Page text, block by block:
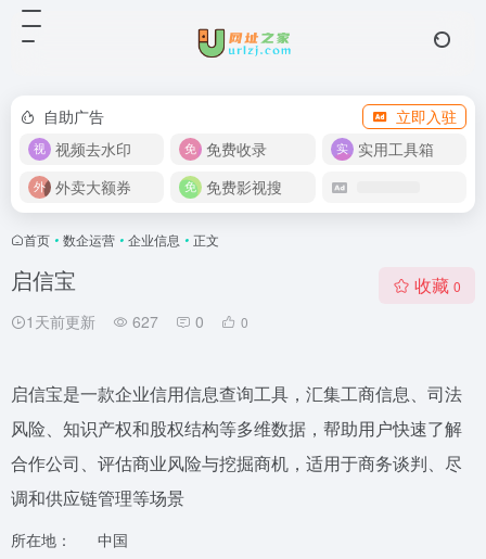
自助广告
立即入驻
视频去水印
免费收录
实用工具箱
外卖大额券
免费影视搜
首页 • 数企运营 • 企业信息 • 正文
启信宝
1天前更新 627 0 0
收藏 0
启信宝是一款企业信用信息查询工具，汇集工商信息、司法
风险、知识产权和股权结构等多维数据，帮助用户快速了解
合作公司、评估商业风险与挖掘商机，适用于商务谈判、尽
调和供应链管理等场景
所在地：
中国